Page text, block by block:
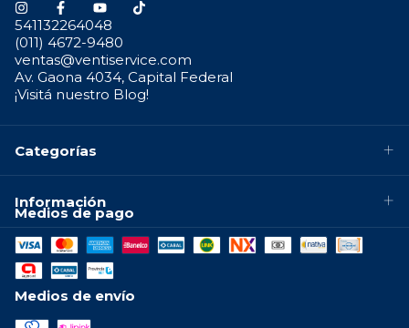
541132264048
(011) 4672-9480
ventas@ventiservice.com
Av. Gaona 4034, Capital Federal
¡Visitá nuestro Blog!
Categorías
Información
Medios de pago
Medios de envío